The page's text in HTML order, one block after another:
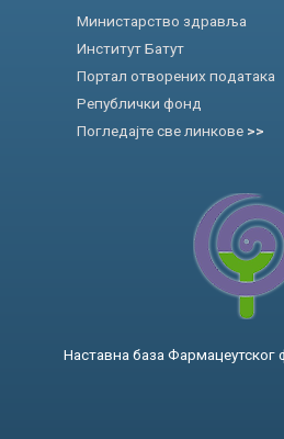
Министарство здравља
Институт Батут
Портал отворених података
Републички фонд
Погледајте све линкове >>
Наставна база Фармацеутског